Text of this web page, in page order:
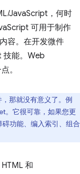
JavaScript，何时
可用于制作
容。在开发微件
技能。Web
。
那就没有意义了。例
。它很可靠，如果您更
功能、编入索引、组合
和